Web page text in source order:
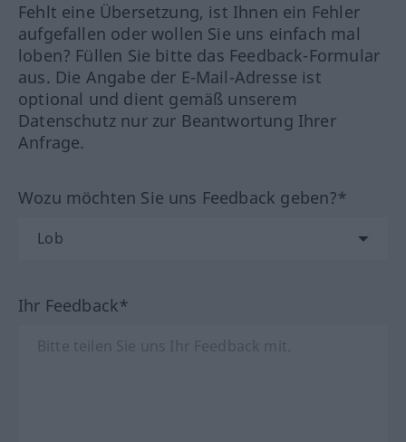
Fehlt eine Übersetzung, ist Ihnen ein Fehler
aufgefallen oder wollen Sie uns einfach mal
loben? Füllen Sie bitte das Feedback-Formular
aus. Die Angabe der E-Mail-Adresse ist
optional und dient gemäß unserem
Datenschutz nur zur Beantwortung Ihrer
Anfrage.
Wozu möchten Sie uns Feedback geben?*
Ihr Feedback*